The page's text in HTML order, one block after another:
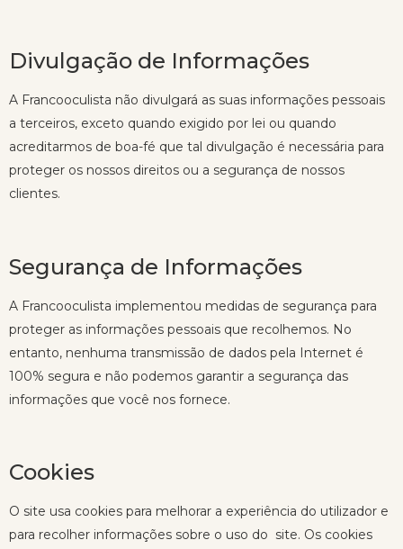
Divulgação de Informações
A Francooculista não divulgará as suas informações pessoais
a terceiros, exceto quando exigido por lei ou quando
acreditarmos de boa-fé que tal divulgação é necessária para
proteger os nossos direitos ou a segurança de nossos
clientes.
Segurança de Informações
A Francooculista implementou medidas de segurança para
proteger as informações pessoais que recolhemos. No
entanto, nenhuma transmissão de dados pela Internet é
100% segura e não podemos garantir a segurança das
informações que você nos fornece.
Cookies
O site usa cookies para melhorar a experiência do utilizador e
para recolher informações sobre o uso do site. Os cookies